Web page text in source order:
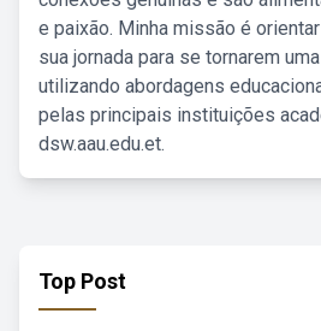
e paixão. Minha missão é
sua jornada para se tornarem
utilizando abordagens
pelas principais instituições
dsw.aau.edu.et.
Top Post